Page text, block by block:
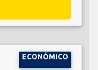
ECONÓMICO